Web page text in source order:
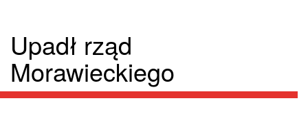
Upadł rząd
Morawieckiego